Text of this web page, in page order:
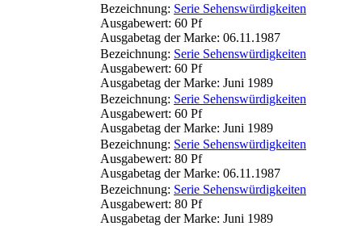
Bezeichnung: Serie Sehenswürdigkeiten
Ausgabewert: 60 Pf
Ausgabetag der Marke: 06.11.1987
Bezeichnung: Serie Sehenswürdigkeiten
Ausgabewert: 60 Pf
Ausgabetag der Marke: Juni 1989
Bezeichnung: Serie Sehenswürdigkeiten
Ausgabewert: 60 Pf
Ausgabetag der Marke: Juni 1989
Bezeichnung: Serie Sehenswürdigkeiten
Ausgabewert: 80 Pf
Ausgabetag der Marke: 06.11.1987
Bezeichnung: Serie Sehenswürdigkeiten
Ausgabewert: 80 Pf
Ausgabetag der Marke: Juni 1989